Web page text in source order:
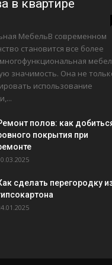
в квартире
МебельВ современном
становится все более
значимость. Она не
использование
полов: как
покрытия при
сделать перегородку